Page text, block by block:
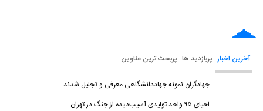
آخرین اخبار پربازدید ها پربحث ترین عناوین
جهادگران نمونه جهاددانشگاهی معرفی و تجلیل شدند
احیای ۹۵ واحد تولیدی آسیب‌دیده از جنگ در تهران